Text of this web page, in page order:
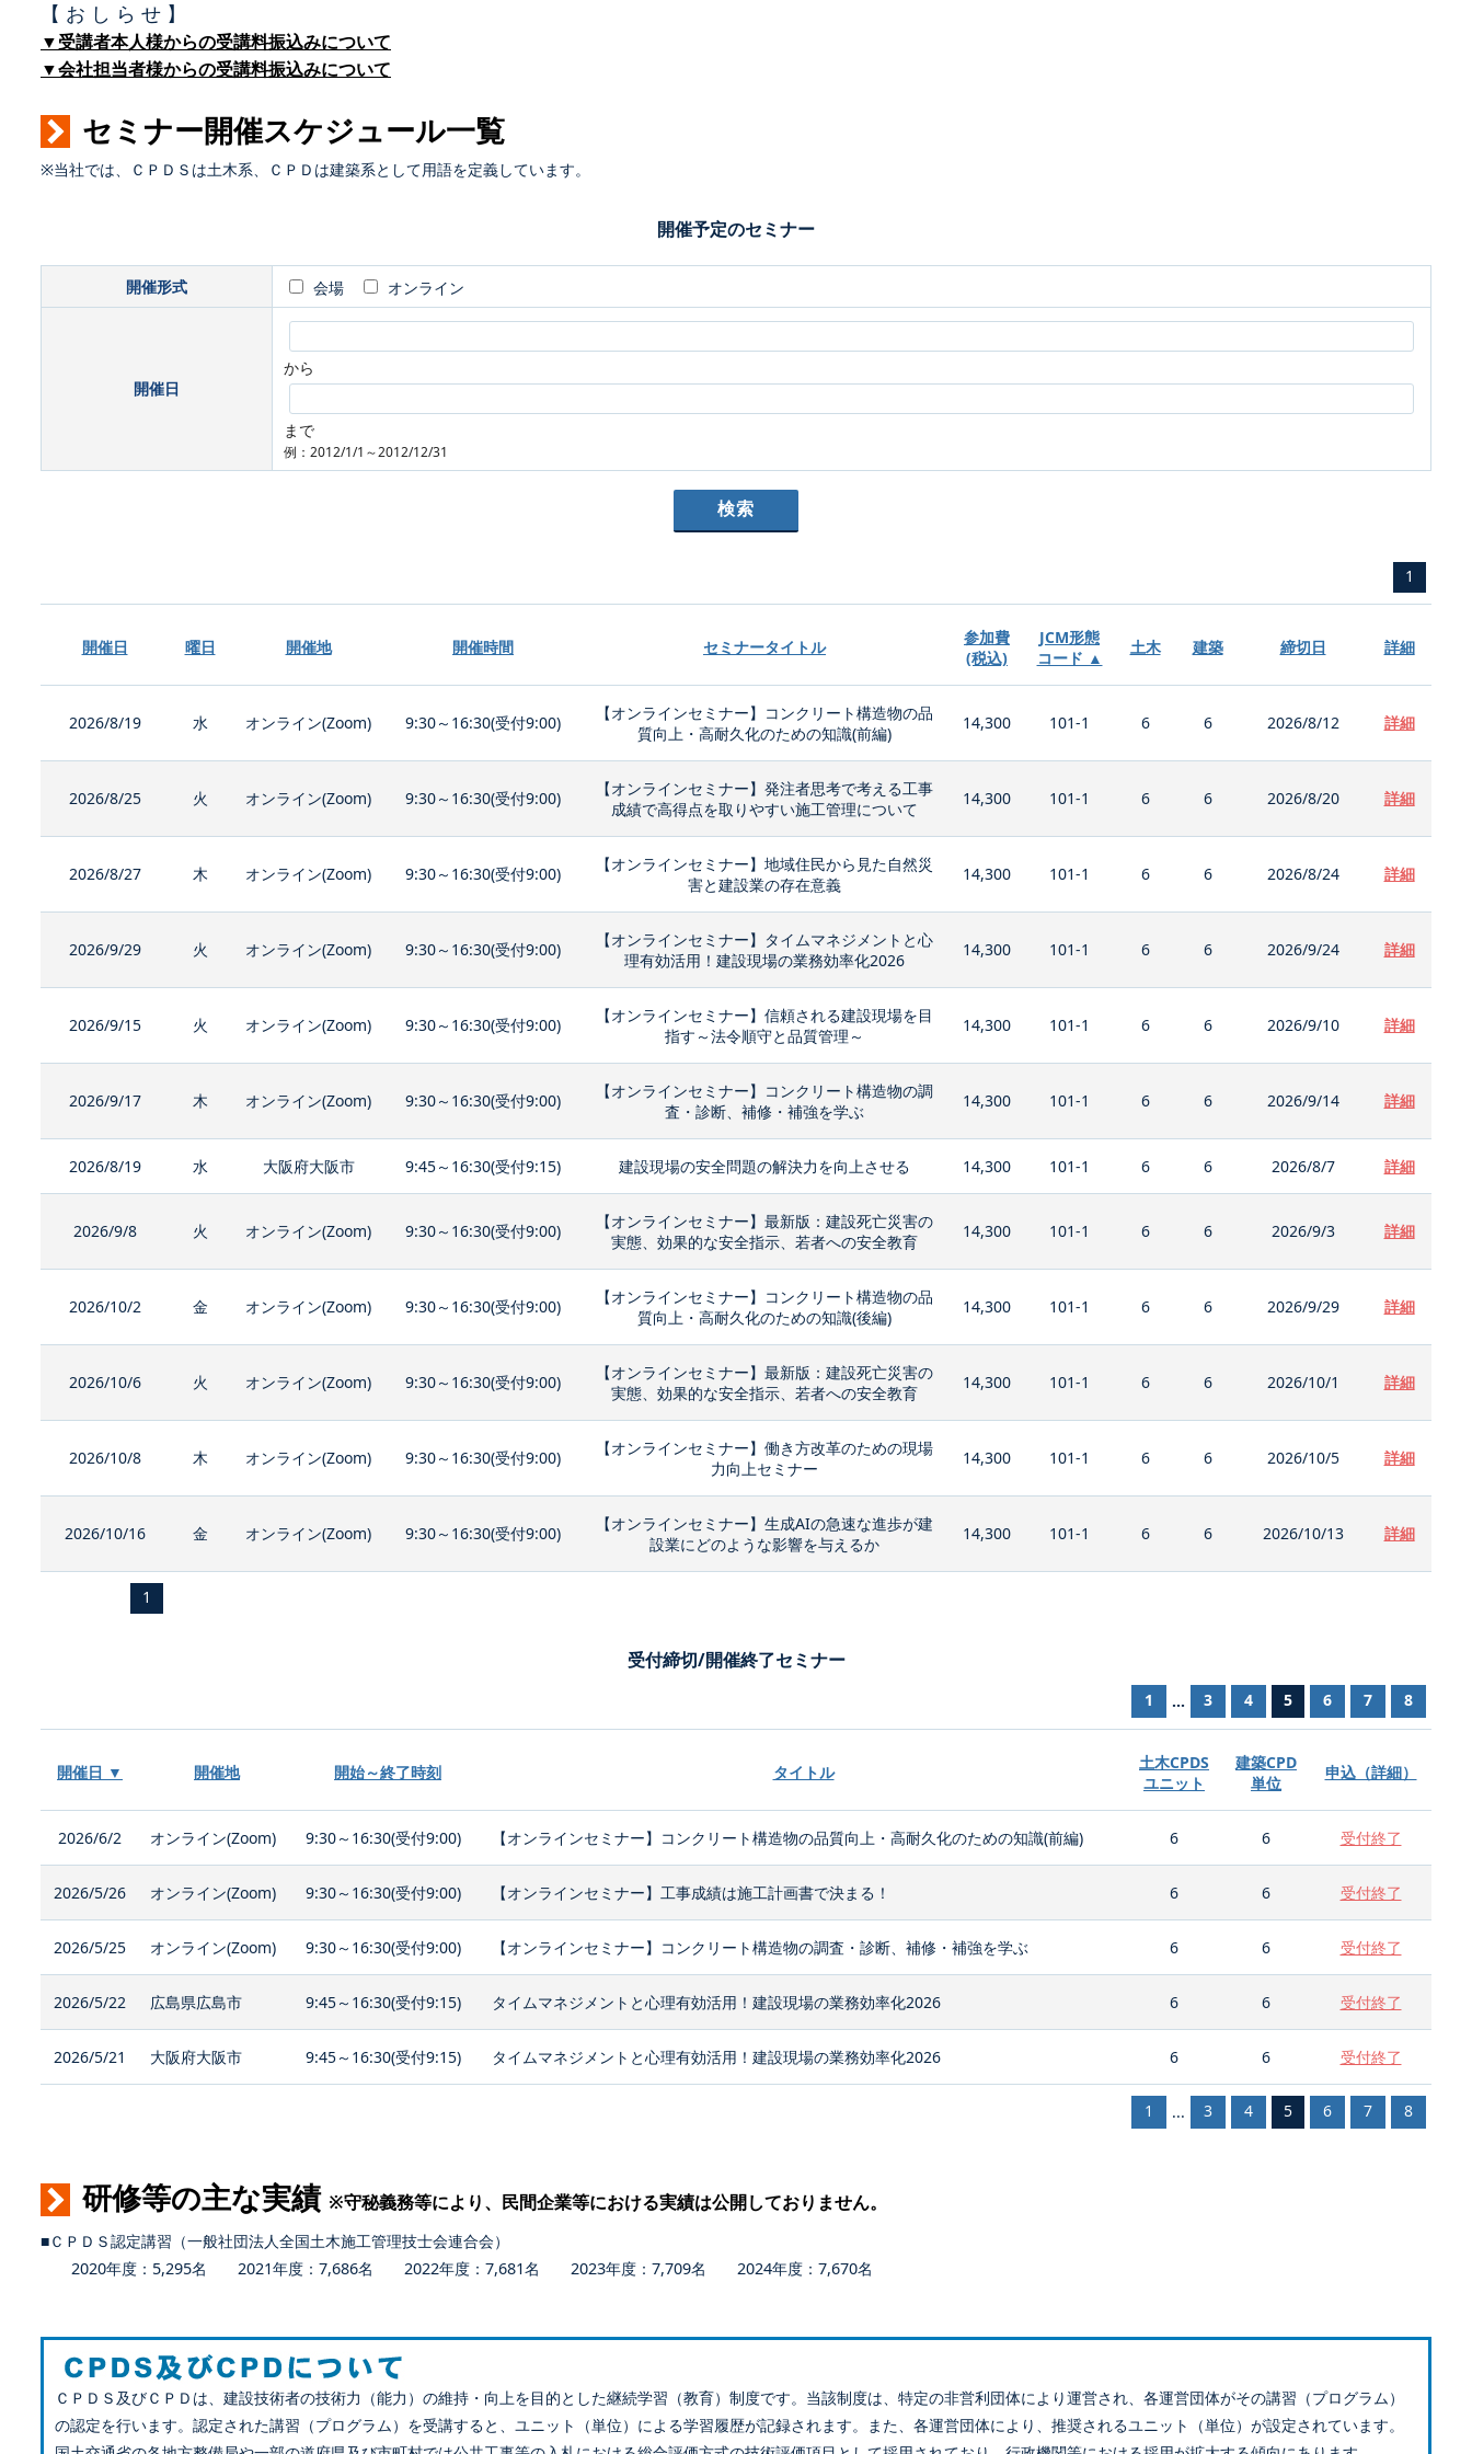
【 お し ら せ 】
▼受講者本人様からの受講料振込みについて
▼会社担当者様からの受講料振込みについて
セミナー開催スケジュール一覧
※当社では、ＣＰＤＳは土木系、ＣＰＤは建築系として用語を定義しています。
開催予定のセミナー
開催形式 会場 オンライン
開催日
から
まで
例：2012/1/1～2012/12/31
1
開催日 曜日 開催地 開催時間 セミナータイトル
参加費
(税込)
JCM形態
コード ▲
土木 建築 締切日 詳細
2026/8/19 水 オンライン(Zoom) 9:30～16:30(受付9:00)
【オンラインセミナー】コンクリート構造物の品
質向上・高耐久化のための知識(前編)
14,300 101-1 6 6 2026/8/12 詳細
2026/8/25 火 オンライン(Zoom) 9:30～16:30(受付9:00)
【オンラインセミナー】発注者思考で考える工事
成績で高得点を取りやすい施工管理について
14,300 101-1 6 6 2026/8/20 詳細
2026/8/27 木 オンライン(Zoom) 9:30～16:30(受付9:00)
【オンラインセミナー】地域住民から見た自然災
害と建設業の存在意義
14,300 101-1 6 6 2026/8/24 詳細
2026/9/29 火 オンライン(Zoom) 9:30～16:30(受付9:00)
【オンラインセミナー】タイムマネジメントと心
理有効活用！建設現場の業務効率化2026
14,300 101-1 6 6 2026/9/24 詳細
2026/9/15 火 オンライン(Zoom) 9:30～16:30(受付9:00)
【オンラインセミナー】信頼される建設現場を目
指す～法令順守と品質管理～
14,300 101-1 6 6 2026/9/10 詳細
2026/9/17 木 オンライン(Zoom) 9:30～16:30(受付9:00)
【オンラインセミナー】コンクリート構造物の調
査・診断、補修・補強を学ぶ
14,300 101-1 6 6 2026/9/14 詳細
2026/8/19 水 大阪府大阪市 9:45～16:30(受付9:15) 建設現場の安全問題の解決力を向上させる 14,300 101-1 6 6 2026/8/7 詳細
2026/9/8 火 オンライン(Zoom) 9:30～16:30(受付9:00)
【オンラインセミナー】最新版：建設死亡災害の
実態、効果的な安全指示、若者への安全教育
14,300 101-1 6 6 2026/9/3 詳細
2026/10/2 金 オンライン(Zoom) 9:30～16:30(受付9:00)
【オンラインセミナー】コンクリート構造物の品
質向上・高耐久化のための知識(後編)
14,300 101-1 6 6 2026/9/29 詳細
2026/10/6 火 オンライン(Zoom) 9:30～16:30(受付9:00)
【オンラインセミナー】最新版：建設死亡災害の
実態、効果的な安全指示、若者への安全教育
14,300 101-1 6 6 2026/10/1 詳細
2026/10/8 木 オンライン(Zoom) 9:30～16:30(受付9:00)
【オンラインセミナー】働き方改革のための現場
力向上セミナー
14,300 101-1 6 6 2026/10/5 詳細
2026/10/16 金 オンライン(Zoom) 9:30～16:30(受付9:00)
【オンラインセミナー】生成AIの急速な進歩が建
設業にどのような影響を与えるか
14,300 101-1 6 6 2026/10/13 詳細
1
受付締切/開催終了セミナー
1 ... 3 4 5 6 7 8
開催日 ▼ 開催地 開始～終了時刻 タイトル
土木CPDS
ユニット
建築CPD
単位
申込（詳細）
2026/6/2 オンライン(Zoom) 9:30～16:30(受付9:00) 【オンラインセミナー】コンクリート構造物の品質向上・高耐久化のための知識(前編) 6 6 受付終了
2026/5/26 オンライン(Zoom) 9:30～16:30(受付9:00) 【オンラインセミナー】工事成績は施工計画書で決まる！ 6 6 受付終了
2026/5/25 オンライン(Zoom) 9:30～16:30(受付9:00) 【オンラインセミナー】コンクリート構造物の調査・診断、補修・補強を学ぶ 6 6 受付終了
2026/5/22 広島県広島市 9:45～16:30(受付9:15) タイムマネジメントと心理有効活用！建設現場の業務効率化2026 6 6 受付終了
2026/5/21 大阪府大阪市 9:45～16:30(受付9:15) タイムマネジメントと心理有効活用！建設現場の業務効率化2026 6 6 受付終了
1 ... 3 4 5 6 7 8
研修等の主な実績 ※守秘義務等により、民間企業等における実績は公開しておりません。
■ＣＰＤＳ認定講習（一般社団法人全国土木施工管理技士会連合会）
2020年度：5,295名 2021年度：7,686名 2022年度：7,681名 2023年度：7,709名 2024年度：7,670名
ＣＰＤＳ及びＣＰＤは、建設技術者の技術力（能力）の維持・向上を目的とした継続学習（教育）制度です。当該制度は、特定の非営利団体により運営され、各運営団体がその講習（プログラム）
の認定を行います。認定された講習（プログラム）を受講すると、ユニット（単位）による学習履歴が記録されます。また、各運営団体により、推奨されるユニット（単位）が設定されています。